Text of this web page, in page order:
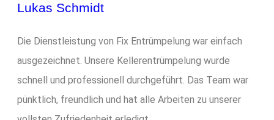
Lukas Schmidt
Die Dienstleistung von Fix Entrümpelung war einfach
ausgezeichnet. Unsere Kellerentrümpelung wurde
schnell und professionell durchgeführt. Das Team war
pünktlich, freundlich und hat alle Arbeiten zu unserer